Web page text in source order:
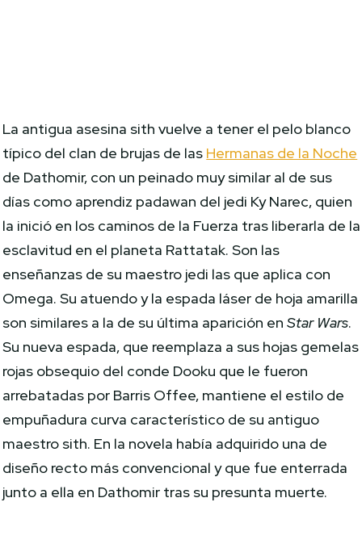
La antigua asesina sith vuelve a tener el pelo blanco
típico del clan de brujas de las Hermanas de la Noche
de Dathomir, con un peinado muy similar al de sus
días como aprendiz padawan del jedi Ky Narec, quien
la inició en los caminos de la Fuerza tras liberarla de la
esclavitud en el planeta Rattatak. Son las
enseñanzas de su maestro jedi las que aplica con
Omega. Su atuendo y la espada láser de hoja amarilla
son similares a la de su última aparición enStar Wars.
Su nueva espada, que reemplaza a sus hojas gemelas
rojas obsequio del conde Dooku que le fueron
arrebatadas por Barris Offee, mantiene el estilo de
empuñadura curva característico de su antiguo
maestro sith. En la novela había adquirido una de
diseño recto más convencional y que fue enterrada
junto a ella en Dathomir tras su presunta muerte.